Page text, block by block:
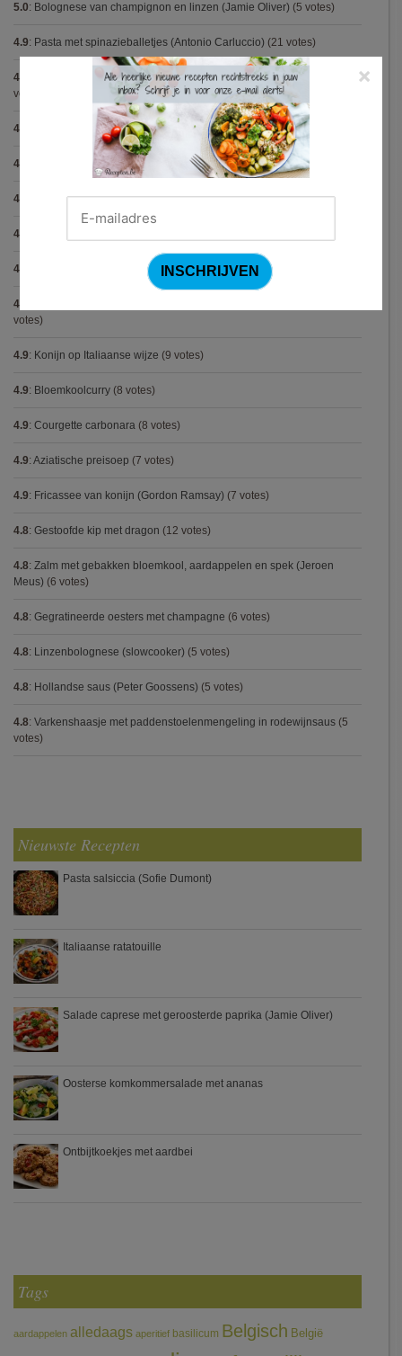
5.0: Bolognese van champignon en linzen (Jamie Oliver) (5 votes)
4.9: Pasta met spinazieballetjes (Antonio Carluccio) (21 votes)
4.9 Volkorenspaghetti in mosterdsaus met prei en spek (Colruyt)
votes)
4.9 Gegrilde nougat met esdoornsiroop (14 votes)
4.9 Gegratineerde gehaktballen in tomatensaus(12 votes)
4.9 Gekarameliseerd witloof met serranoham (Ottolenghi)(11 votes)
4.9
4.9 Steak chimichurri (Gordon Ramsay)(10 votes)
4.9
votes)
4.9: Konijn op Italiaanse wijze (9 votes)
4.9: Bloemkoolcurry (8 votes)
4.9: Courgette carbonara (8 votes)
4.9: Aziatische preisoep (7 votes)
4.9: Fricassee van konijn (Gordon Ramsay) (7 votes)
4.8: Gestoofde kip met dragon (12 votes)
4.8: Zalm met gebakken bloemkool, aardappelen en spek (Jeroen
Meus) (6 votes)
4.8: Gegratineerde oesters met champagne (6 votes)
4.8: Linzenbolognese (slowcooker) (5 votes)
4.8: Hollandse saus (Peter Goossens) (5 votes)
4.8: Varkenshaasje met paddenstoelenmengeling in rodewijnsaus (5
votes)
Nieuwste Recepten
Pasta salsiccia (Sofie Dumont)
Italiaanse ratatouille
Salade caprese met geroosterde paprika (Jamie Oliver)
Oosterse komkommersalade met ananas
Ontbijtkoekjes met aardbei
Tags
aardappelen alledaags aperitief basilicum Belgisch België
×